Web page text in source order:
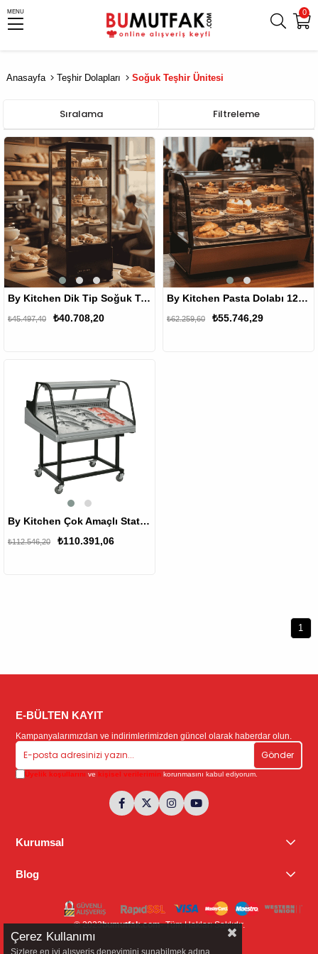
0
MENU
Anasayfa Teşhir Dolapları Soğuk Teşhir Ünitesi
Filtreleme
Sıralama
By Kitchen Dik Tip Soğuk Teşhir Dolabı
₺40.708,20
₺45.497,40
%11
By Kitchen Pasta Dolabı 120Litre Setüstü DST-05
₺55.746,29
₺62.259,60
%10
By Kitchen Çok Amaçlı Statik Teşhir Dolabı
₺110.391,06
₺112.546,20
1
E-BÜLTEN KAYIT
Kampanyalarımızdan ve indirimlerimizden güncel olarak haberdar olun.
Gönder
Üyelik koşullarını ve kişisel verilerimin korunmasını kabul ediyorum.
Kurumsal
Blog
© 2023bumutfak.com- Tüm Hakları Saklıdır.
Çerez Kullanımı
Sizlere en iyi alışveriş deneyimini sunabilmek adına